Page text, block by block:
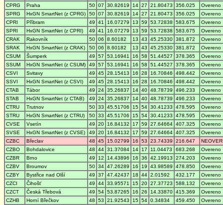
CPRG
Praha 50 07 30.82619 14 27 21.80473 356.025
Overeno
SPRG
HxGN SmartNet (z CPRG) 50 07 30.82619 14 27 21.80473 356.025
Overeno
CPRI
Příbram 49 41 16.07279 13 59 53.72838 583.675
Overeno
SPRI
HxGN SmartNet (z CPRI) 49 41 16.07279 13 59 53.72838 583.675
Overeno
CRAK
Rakovník 50 06 8.60182 13 43 45.25330 381.872
Overeno
SRAK
HxGN SmartNet (z CRAK) 50 06 8.60182 13 43 45.25330 381.872
Overeno
CSUM
Šumperk 49 57 53.16941 16 58 51.44527 378.365
Overeno
SSUM
HxGN SmartNet (z CSUM) 49 57 53.16941 16 58 51.44527 378.365
Overeno
CSVI
Svitavy 49 45 28.15413 16 28 16.70846 498.442
Overeno
SSVI
HxGN SmartNet (z CSVI) 49 45 28.15413 16 28 16.70846 498.442
Overeno
CTAB
Tábor 49 24 35.26837 14 40 48.78739 496.233
Overeno
STAB
HxGN SmartNet (z CTAB) 49 24 35.26837 14 40 48.78739 496.233
Overeno
CTRU
Trutnov 50 33 45.51706 15 54 30.41233 478.595
Overeno
STRU
HxGN SmartNet (z CTRU) 50 33 45.51706 15 54 30.41233 478.595
Overeno
CVSE
Vsetín 49 20 16.84132 17 59 27.64664 407.325
Overeno
SVSE
HxGN SmartNet (z CVSE) 49 20 16.84132 17 59 27.64664 407.325
Overeno
CZBC
Břeclav 48 45 15.02799 16 53 23.74339 216.647
CZBO
Bohdalovice 48 44 31.37084 14 17 11.04473 683.268
Overeno
CZBR
Brno 49 12 14.43896 16 36 42.19913 274.203
Overeno
CZBV
Broumov 50 34 47.26289 16 19 43.98589 478.850
Overeno
CZBY
Bystřice nad Olší 49 37 47.42437 18 44 2.01592 432.177
Overeno
CZCI
Čihošť 49 44 33.95571 15 20 27.37723 588.132
Overeno
CZCT
Česká Třebová 49 54 53.87265 16 26 14.33870 415.369
Overeno
CZHB
Horní Břečkov 48 53 21.92543 15 54 0.34834 459.450
Overeno